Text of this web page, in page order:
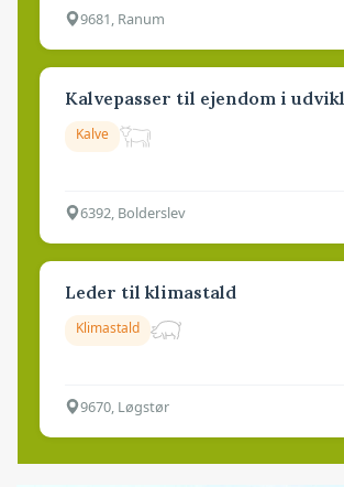
9681, Ranum
Kalvepasser til ejendom i
Kalve
6392, Bolderslev
Leder til klimastald
Klimastald
9670, Løgstør